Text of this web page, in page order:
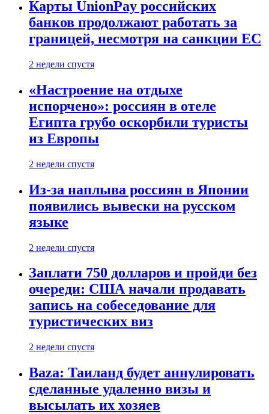
Карты UnionPay российских
банков продолжают работать за
границей, несмотря на санкции ЕС
2 недели спустя
«Настроение на отдыхе
испорчено»: россиян в отеле
Египта грубо оскорбили туристы
из Европы
2 недели спустя
Из-за наплыва россиян в Японии
появились вывески на русском
языке
2 недели спустя
Заплати 750 долларов и пройди без
очереди: США начали продавать
запись на собеседование для
туристических виз
2 недели спустя
Baza: Таиланд будет аннулировать
сделанные удаленно визы и
высылать их хозяев